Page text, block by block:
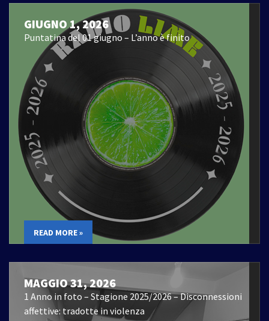
GIUGNO 1, 2026
Puntatina del 01 giugno – L’anno è finito
READ MORE »
MAGGIO 31, 2026
1 Anno in foto – Stagione 2025/2026 – Disconnessioni
affettive: tradotte in violenza